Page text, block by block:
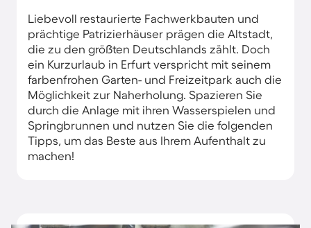
Liebevoll restaurierte Fachwerkbauten und
prächtige Patrizierhäuser prägen die Altstadt,
die zu den größten Deutschlands zählt. Doch
ein Kurzurlaub in Erfurt verspricht mit seinem
farbenfrohen Garten- und Freizeitpark auch die
Möglichkeit zur Naherholung. Spazieren Sie
durch die Anlage mit ihren Wasserspielen und
Springbrunnen und nutzen Sie die folgenden
Tipps, um das Beste aus Ihrem Aufenthalt zu
machen!